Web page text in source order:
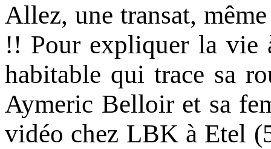
Allez, une transat,
!! Pour expliquer la vie
habitable qui trace sa
Aymeric Belloir et sa
vidéo chez LBK à Etel